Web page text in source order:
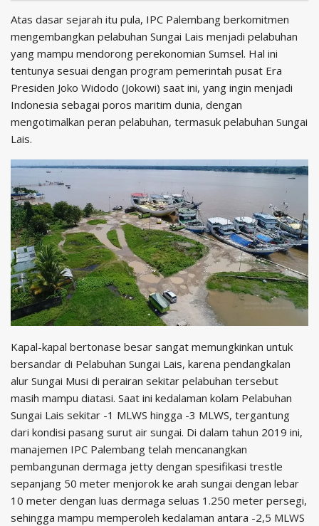
Atas dasar sejarah itu pula, IPC Palembang berkomitmen
mengembangkan pelabuhan Sungai Lais menjadi pelabuhan
yang mampu mendorong perekonomian Sumsel. Hal ini
tentunya sesuai dengan program pemerintah pusat Era
Presiden Joko Widodo (Jokowi) saat ini, yang ingin menjadi
Indonesia sebagai poros maritim dunia, dengan
mengotimalkan peran pelabuhan, termasuk pelabuhan Sungai
Lais.
Kapal-kapal bertonase besar sangat memungkinkan untuk
bersandar di Pelabuhan Sungai Lais, karena pendangkalan
alur Sungai Musi di perairan sekitar pelabuhan tersebut
masih mampu diatasi. Saat ini kedalaman kolam Pelabuhan
Sungai Lais sekitar -1 MLWS hingga -3 MLWS, tergantung
dari kondisi pasang surut air sungai. Di dalam tahun 2019 ini,
manajemen IPC Palembang telah mencanangkan
pembangunan dermaga jetty dengan spesifikasi trestle
sepanjang 50 meter menjorok ke arah sungai dengan lebar
10 meter dengan luas dermaga seluas 1.250 meter persegi,
sehingga mampu memperoleh kedalaman antara -2,5 MLWS